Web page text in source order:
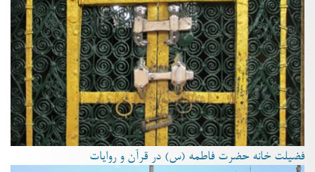
فضیلت خانه حضرت فاطمه (س) در قرآن و روایات